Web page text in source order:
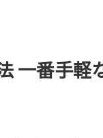
一番手軽